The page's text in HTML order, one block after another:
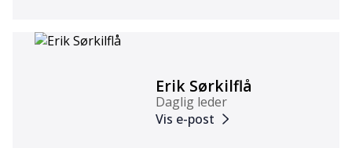
Erik Sørkilflå
Daglig leder
Vis e-post